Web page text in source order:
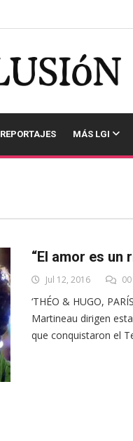
REPORTAJES MÁS LGI
“El amor es un
Jul 12, 2016 00
‘THÉO & HUGO,
Martineau dirigen
que conquistaron el